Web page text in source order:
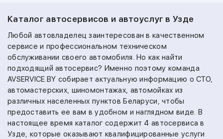
Каталог автосервисов и автоуслуг в Узде
Любой автовладелец заинтересован в качественном
сервисе и профессиональном техническом
обслуживании своего автомобиля. Но как найти
подходящий автосервис? Именно поэтому команда
AVSERVICE.BY собирает актуальную информацию о СТО,
автомастерских, шиномонтажах, автомойках из
различных населенных пунктов Беларуси, чтобы
предоставить ее вам в удобном и наглядном виде. В
настоящее время каталог содержит 4 автосервиса в
Узде, которые оказывают квалифицированные услуги